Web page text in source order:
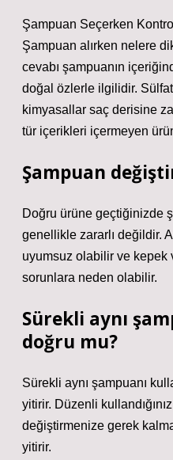
Şampuan Seçerken
Şampuan alırken nelere
cevabı şampuanın
doğal özlerle ilgilidir.
kimyasallar saç derisine
tür içerikleri içermeyen
Şampuan
Doğru ürüne geçtiğinizde
genellikle zararlı değildir.
uyumsuz olabilir ve kepek
sorunlara neden olabilir.
Sürekli aynı
doğru mu?
Sürekli aynı şampuanı
yitirir. Düzenli
değiştirmenize gerek
yitirir.